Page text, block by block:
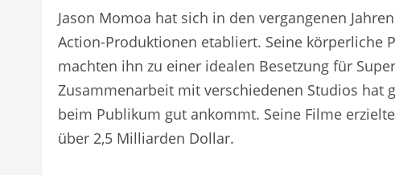
Jason Momoa hat sich in den vergangenen
Action-Produktionen etabliert. Seine körperliche
machten ihn zu einer idealen Besetzung für
Zusammenarbeit mit verschiedenen Studios hat
beim Publikum gut ankommt. Seine Filme
über 2,5 Milliarden Dollar.